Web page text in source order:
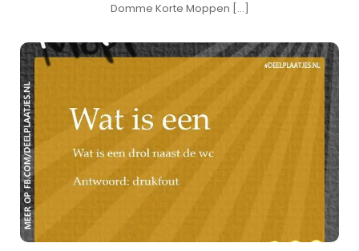
Domme Korte Moppen […]